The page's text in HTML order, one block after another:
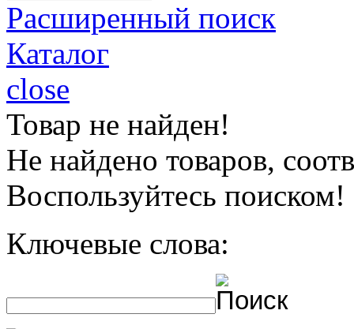
Расширенный поиск
Каталог
close
Товар не найден!
Не найдено товаров,
Воспользуйтесь поиском!
Ключевые слова: